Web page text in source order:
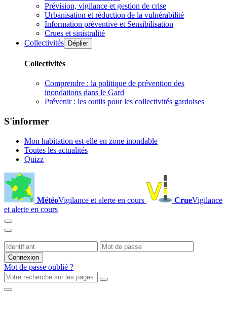
Prévision, vigilance et gestion de crise
Urbanisation et réduction de la vulnérabilité
Information préventive et Sensibilisation
Crues et sinistralité
Collectivités Déplier
Collectivités
Comprendre : la politique de prévention des
inondations dans le Gard
Prévenir : les outils pour les collectivités gardoises
S'informer
Mon habitation est-elle en zone inondable
Toutes les actualités
Quizz
MétéoVigilance et alerte en cours CrueVigilance
et alerte en cours
Mot de passe oublié ?